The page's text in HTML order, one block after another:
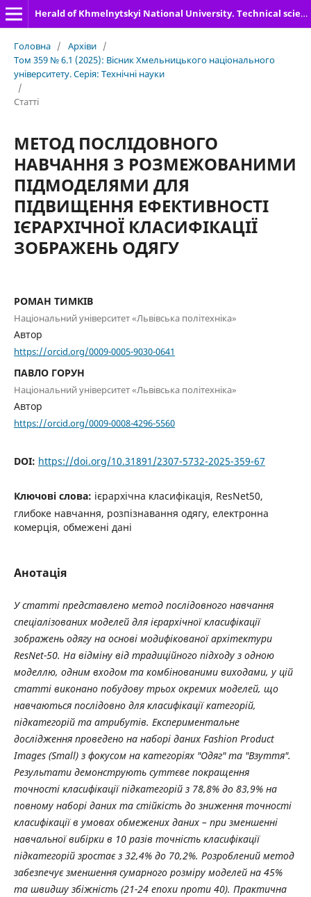
Herald of Khmelnytskyi National University. Technical sciences
Головна / Архіви /
Том 359 № 6.1 (2025): Вісник Хмельницького національного
університету. Серія: Технічні науки
/
Статті
МЕТОД ПОСЛІДОВНОГО
НАВЧАННЯ З РОЗМЕЖОВАНИМИ
ПІДМОДЕЛЯМИ ДЛЯ
ПІДВИЩЕННЯ ЕФЕКТИВНОСТІ
ІЄРАРХІЧНОЇ КЛАСИФІКАЦІЇ
ЗОБРАЖЕНЬ ОДЯГУ
РОМАН ТИМКІВ
Національний університет «Львівська політехніка»
Автор
https://orcid.org/0009-0005-9030-0641
ПАВЛО ГОРУН
Національний університет «Львівська політехніка»
Автор
https://orcid.org/0009-0008-4296-5560
DOI: https://doi.org/10.31891/2307-5732-2025-359-67
Ключові слова: ієрархічна класифікація, ResNet50,
глибоке навчання, розпізнавання одягу, електронна
комерція, обмежені дані
Анотація
У статті представлено метод послідовного навчання
спеціалізованих моделей для ієрархічної класифікації
зображень одягуна основі модифікованої архітектури
ResNet-50. На відміну від традиційного підходу з одною
моделлю, одним входомта комбінованими виходами, у цій
статті виконано побудовутрьохокремихмоделей, що
навчаються послідовно для класифікації категорій,
підкатегорій та атрибутів. Експериментальне
дослідження проведено на наборі даних Fashion Product
Images (Small) з фокусом на категоріях "Одяг" та "Взуття".
Результати демонструють суттєве покращення
точності класифікації підкатегорій з 78,8% до 83,9% на
повному наборі даних та стійкість до зниження точності
класифікації в умовахобмежених даних – при зменшенні
навчальної вибірки в 10 разів точність класифікації
підкатегорій зростає з 32,4% до 70,2%. Розроблений метод
забезпечує зменшення сумарного розміру моделей на 45%
та швидшу збіжність (21-24 епохи проти 40). Практична